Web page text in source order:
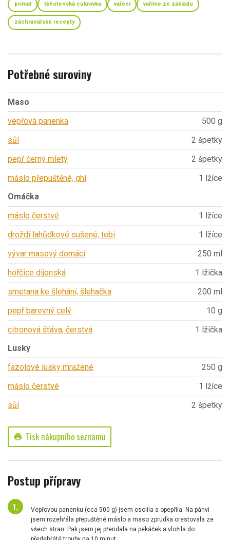
primal těhotenská cukrovka vaření vaříme ze základu
záchranářské recepty
Potřebné suroviny
Maso
vepřová panenka
500 g
sůl
2 špetky
pepř černý mletý
2 špetky
máslo přepuštěné, ghí
1 lžíce
Omáčka
máslo čerstvé
1 lžíce
droždí lahůdkové sušené, tebi
1 lžíce
vývar masový domácí
250 ml
hořčice dijonská
1 lžička
smetana ke šlehání, šlehačka
200 ml
pepř barevný celý
10 g
citronová šťáva, čerstvá
1 lžička
Lusky
fazolové lusky mražené
250 g
máslo čerstvé
1 lžíce
sůl
2 špetky
print Tisk nákupního seznamu
Postup přípravy
Vepřovou panenku (cca 500 g) jsem osolila a opepřila. Na pánvi
jsem rozehřála přepuštěné máslo a maso zprudka orestovala ze
všech stran. Pak jsem jej přendala na pekáček a vložila do